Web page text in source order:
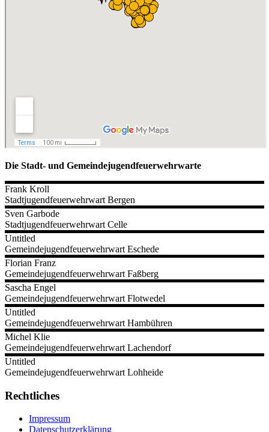
Die Stadt- und Gemeindejugendfeuerwehrwarte
Frank Kroll
Stadtjugendfeuerwehrwart Bergen
Sven Garbode
Stadtjugendfeuerwehrwart Celle
Untitled
Gemeindejugendfeuerwehrwart Eschede
Florian Franz
Gemeindejugendfeuerwehrwart Faßberg
Sascha Engel
Gemeindejugendfeuerwehrwart Flotwedel
Untitled
Gemeindejugendfeuerwehrwart Hambühren
Michel Klie
Gemeindejugendfeuerwehrwart Lachendorf
Untitled
Gemeindejugendfeuerwehrwart Lohheide
Rechtliches
Impressum
Datenschutzerklärung